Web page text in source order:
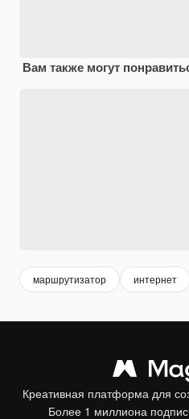
Вам также могут
маршрутизатор интернет
Креативная платформа для
Более 1 миллиона